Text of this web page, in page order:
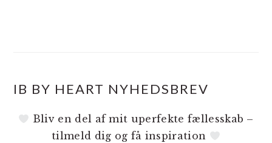
IB BY HEART NYHEDSBREV
Bliv en del af mit uperfekte fællesskab –
tilmeld dig og få inspiration